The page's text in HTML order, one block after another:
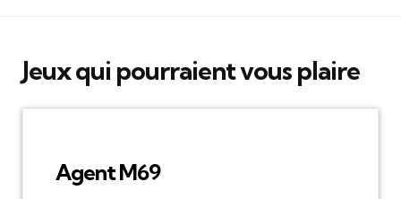
Jeux qui pourraient vous plaire
Agent M69